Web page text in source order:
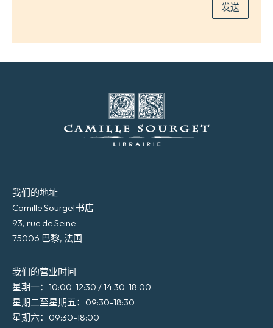
发送
我们的地址
Camille Sourget书店
93, rue de Seine
75006 巴黎, 法国
我们的营业时间
星期一：10:00-12:30 / 14:30-18:00
星期二至星期五：09:30-18:30
星期六：09:30-18:00